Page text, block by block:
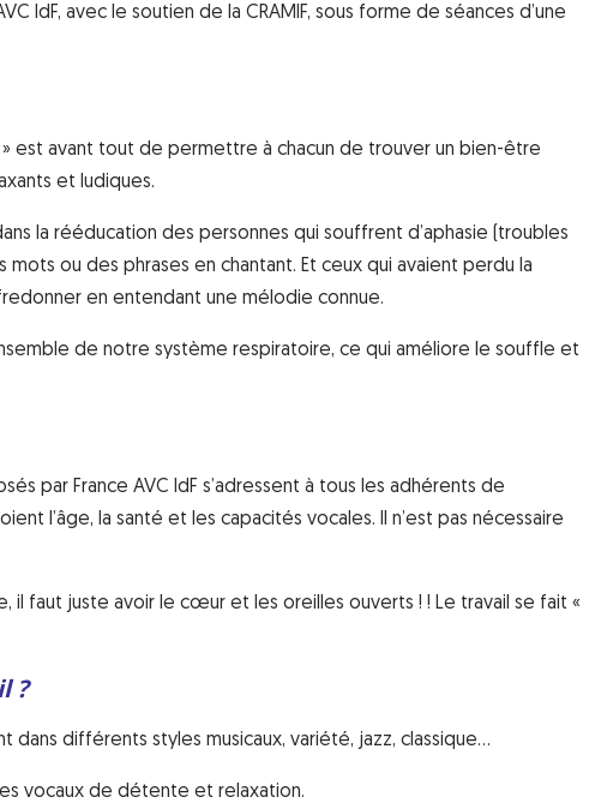
IdF, avec le soutien de la CRAMIF, sous forme de séances d’une
est avant tout de permettre à chacun de trouver un bien-être
et ludiques.
la rééducation des personnes qui souffrent d’aphasie (troubles
ou des phrases en chantant. Et ceux qui avaient perdu la
en entendant une mélodie connue.
de notre système respiratoire, ce qui améliore le souffle et
par France AVC IdF s’adressent à tous les adhérents de
l’âge, la santé et les capacités vocales. Il n’est pas nécessaire
il faut juste avoir le cœur et les oreilles ouverts ! ! Le travail se fait «
?
dans différents styles musicaux, variété, jazz, classique…
vocaux de détente et relaxation.